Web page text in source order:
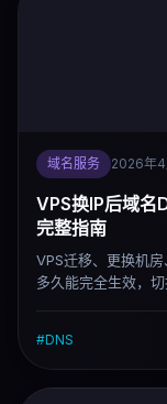
域名服务 2026年4
VPS换IP后域名
完整指南
VPS迁移、更换机
多久能完全生效，
#DNS